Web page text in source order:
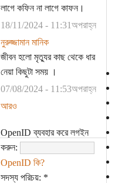
লাগে কফিন না লাগে কাফন।
18/11/2024 - 11:31অপরাহ্ন
নুরুজ্জামান মানিক
জীবন হলো মৃত্যুর কাছ থেকে ধার
নেয়া কিছুটা সময় ।
07/08/2024 - 11:53অপরাহ্ন
আরও
OpenID ব্যবহার করে লগইন
করুন:
OpenID কি?
সদস্য পরিচয়: *